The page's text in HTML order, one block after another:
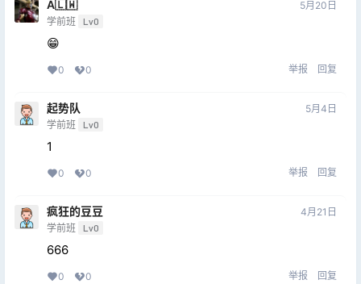
A🇱🇼
学前班 Lv0
5月20日
😁
0 0 举报 回复
起势队
学前班 Lv0
5月4日
1
0 0 举报 回复
疯狂的豆豆
学前班 Lv0
4月21日
666
0 0 举报 回复